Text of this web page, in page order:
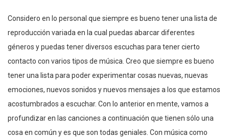
Considero en lo personal que siempre es bueno tener una lista de
reproducción variada en la cual puedas abarcar diferentes
géneros y puedas tener diversos escuchas para tener cierto
contacto con varios tipos de música. Creo que siempre es bueno
tener una lista para poder experimentar cosas nuevas, nuevas
emociones, nuevos sonidos y nuevos mensajes a los que estamos
acostumbrados a escuchar. Con lo anterior en mente, vamos a
profundizar en las canciones a continuación que tienen sólo una
cosa en común y es que son todas geniales. Con música como